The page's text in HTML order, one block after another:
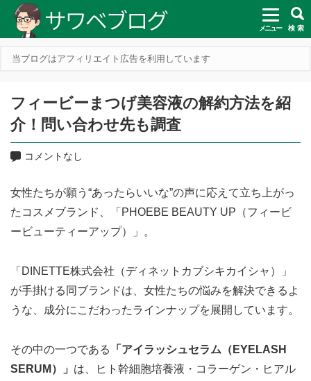
メニュー 検 索
当ブログはアフィリエイト広告を利用しています
フィービーまつげ美容液の解約方法を紹
介！問い合わせ先も調査
コメントなし
女性たちが願う“あったらいいな”の声に応えて立ち上がっ
たコスメブランド、「PHOEBE BEAUTY UP（フィービ
ービューティーアップ）」。
「DINETTE株式会社（ディネットカブシキカイシャ）」
が手掛ける同ブランドは、女性たちの悩みを解決できるよ
うな、成分にこだわったラインナップを展開しています。
その中の一つである
「アイラッシュセラム（EYELASH
SERUM）」 は、ヒト幹細胞培養液・コラーゲン・ヒアル